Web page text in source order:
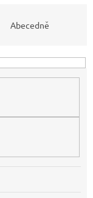
Abecedně